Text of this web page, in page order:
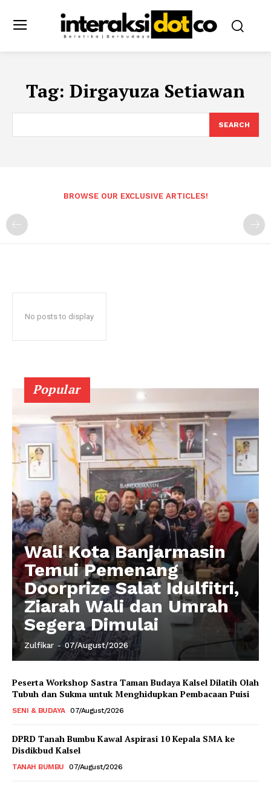
Tag: Dirgayuza Setiawan
SEARCH
BROWSE OUR EXCLUSIVE ARTICLES!
No posts to display
Popular
Wali Kota Banjarmasin
Temui Pemenang
Doorprize Salat Idulfitri,
Ziarah Wali dan Umrah
Segera Dimulai
Zulfikar - 07/August/2026
Peserta Workshop Sastra Taman Budaya Kalsel Dilatih Olah
Tubuh dan Sukma untuk Menghidupkan Pembacaan Puisi
SENI & BUDAYA 07/August/2026
DPRD Tanah Bumbu Kawal Aspirasi 10 Kepala SMA ke
Disdikbud Kalsel
TANAH BUMBU 07/August/2026